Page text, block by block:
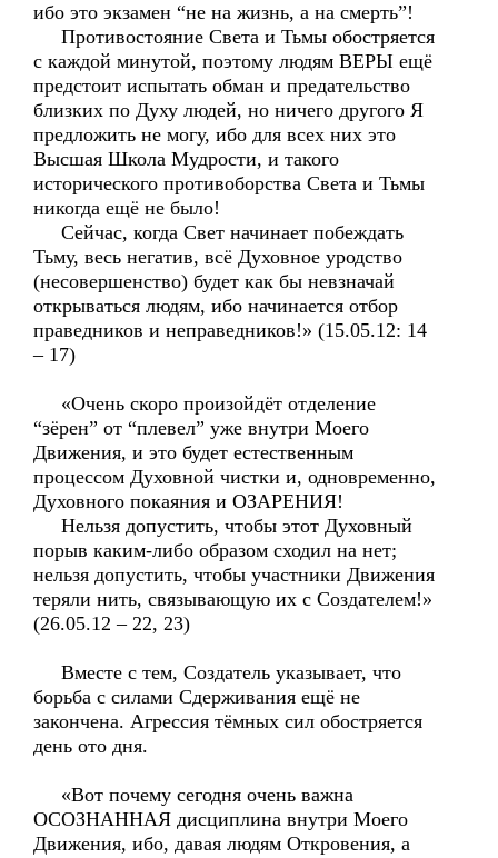
ибо это экзамен “не на жизнь, а на смерть”!
Противостояние Света и Тьмы обостряется
с каждой минутой, поэтому людям ВЕРЫ ещё
предстоит испытать обман и предательство
близких по Духу людей, но ничего другого Я
предложить не могу, ибо для всех них это
Высшая Школа Мудрости, и такого
исторического противоборства Света и Тьмы
никогда ещё не было!
Сейчас, когда Свет начинает побеждать
Тьму, весь негатив, всё Духовное уродство
(несовершенство) будет как бы невзначай
открываться людям, ибо начинается отбор
праведников и неправедников!» (15.05.12: 14
– 17)
«Очень скоро произойдёт отделение
“зёрен” от “плевел” уже внутри Моего
Движения, и это будет естественным
процессом Духовной чистки и, одновременно,
Духовного покаяния и ОЗАРЕНИЯ!
Нельзя допустить, чтобы этот Духовный
порыв каким-либо образом сходил на нет;
нельзя допустить, чтобы участники Движения
теряли нить, связывающую их с Создателем!»
(26.05.12 – 22, 23)
Вместе с тем, Создатель указывает, что
борьба с силами Сдерживания ещё не
закончена. Агрессия тёмных сил обостряется
день ото дня.
«Вот почему сегодня очень важна
ОСОЗНАННАЯ дисциплина внутри Моего
Движения, ибо, давая людям Откровения, а